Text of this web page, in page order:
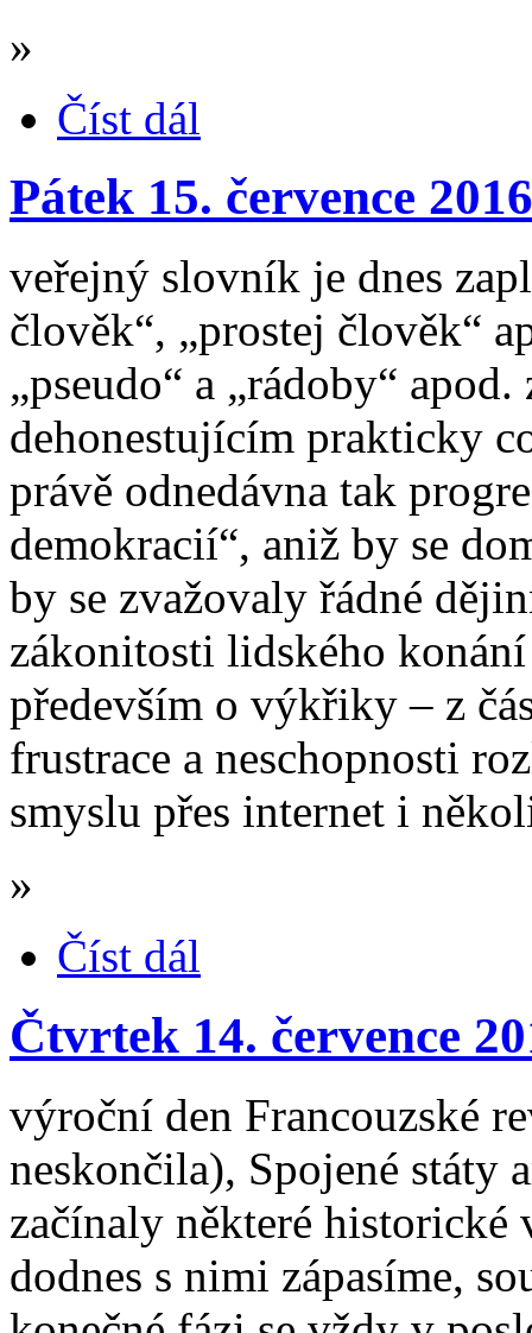
»
Číst dál
Pátek 15. července 2016
veřejný slovník je dnes
člověk“, „prostej člověk“
„pseudo“ a „rádoby“
dehonestujícím prakticky
právě odnedávna tak
demokracií“, aniž by se
by se zvažovaly řádné
zákonitosti lidského
především o výkřiky – z
frustrace a neschopnosti
smyslu přes internet i
»
Číst dál
Čtvrtek 14. července
výroční den Francouzské
neskončila), Spojené státy
začínaly některé historické
dodnes s nimi zápasíme,